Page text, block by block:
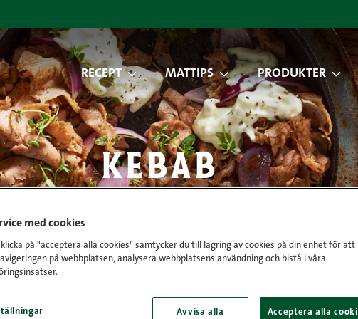
RECEPT MATTIPS PRODUKTER
kebab
med cookies
på "acceptera alla cookies" samtycker du till lagring av cookies på din enhet för att
på webbplatsen, analysera webbplatsens användning och bistå i våra
Avvisa alla Acceptera alla